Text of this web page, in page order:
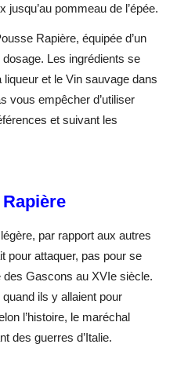
pommeau de l’épée.
Rapière, équipée d’un
Les ingrédients se
et le Vin sauvage dans
vous empêcher d’utiliser
et suivant les
par rapport aux autres
pour attaquer, pas pour se
des Gascons au XVIe siècle.
ils y allaient pour
l’histoire, le maréchal
des guerres d’Italie.